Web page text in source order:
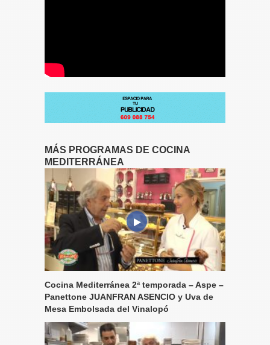
MÁS PROGRAMAS DE COCINA
MEDITERRÁNEA
Cocina Mediterránea 2ª temporada – Aspe –
Panettone JUANFRAN ASENCIO y Uva de
Mesa Embolsada del Vinalopó